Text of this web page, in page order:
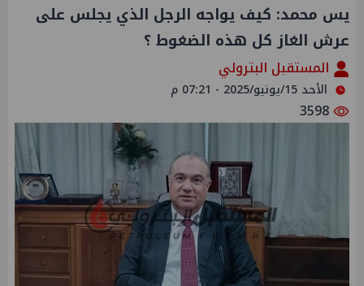
يس محمد: كيف يواجه الرجل الذي يجلس على
عرش الغاز كل هذه الضغوط ؟
المستقبل البترولي
الأحد 15/يونيو/2025 - 07:21 م